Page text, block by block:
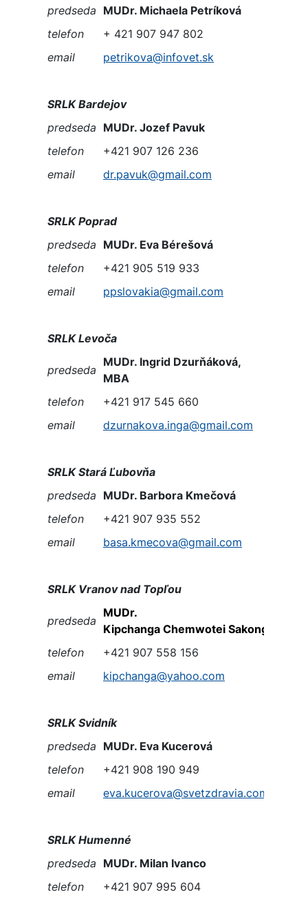
predseda MUDr. Michaela Petríková
telefon
+ 421 907 947 802
email
petrikova@infovet.sk
SRLK Bardejov
predseda MUDr. Jozef Pavuk
telefon
+421 907 126 236
email
dr.pavuk@gmail.com
SRLK Poprad
predseda MUDr. Eva Bérešová
telefon
+421 905 519 933
email
ppslovakia@gmail.com
SRLK Levoča
predseda
MUDr. Ingrid Dzurňáková,
MBA
telefon
+421 917 545 660
email
dzurnakova.inga@gmail.com
SRLK Stará Ľubovňa
predseda MUDr. Barbora Kmečová
telefon
+421 907 935 552
email
basa.kmecova@gmail.com
SRLK Vranov nad Topľou
predseda
MUDr.
Kipchanga Chemwotei Sakong
telefon
+421 907 558 156
email
kipchanga@yahoo.com
SRLK Svidník
predseda MUDr. Eva Kucerová
telefon
+421 908 190 949
email
eva.kucerova@svetzdravia.com
SRLK Humenné
predseda MUDr. Milan Ivanco
telefon
+421 907 995 604